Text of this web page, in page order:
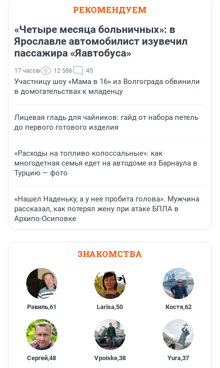
РЕКОМЕНДУЕМ
«Четыре месяца больничных»: в
Ярославле автомобилист изувечил
пассажира «Яавтобуса»
17 часов 12 586 45
Участницу шоу «Мама в 16» из Волгограда обвинили
в домогательствах к младенцу
Лицевая гладь для чайников: гайд от набора петель
до первого готового изделия
«Расходы на топливо колоссальные»: как
многодетная семья едет на автодоме из Барнаула в
Турцию — фото
«Нашел Наденьку, а у нее пробита голова». Мужчина
рассказал, как потерял жену при атаке БПЛА в
Архипо-Осиповке
ЗНАКОМСТВА
Равиль,61 Larisa,50 Костя,62
Сергей,48 Vpoiske,38 Yura,37